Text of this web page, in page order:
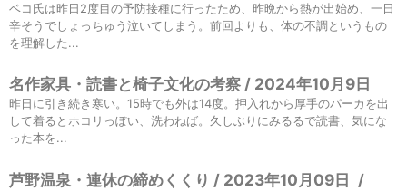
ベコ氏は昨日2度目の予防接種に行ったため、昨晩から熱が出始め、一日
辛そうでしょっちゅう泣いてしまう。前回よりも、体の不調というもの
を理解した...
名作家具・読書と椅子文化の考察 / 2024年10月9日
昨日に引き続き寒い。15時でも外は14度。押入れから厚手のパーカを出
して着るとホコリっぽい、洗わねば。久しぶりにみるるで読書、気にな
った本を...
芦野温泉・連休の締めくくり / 2023年10月09日 /